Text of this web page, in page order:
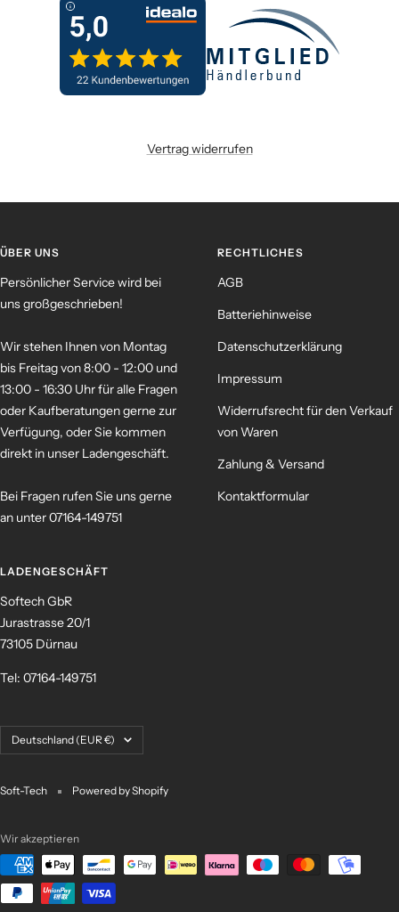
Vertrag widerrufen
ÜBER UNS
Persönlicher Service wird bei
uns großgeschrieben!
Wir stehen Ihnen von Montag
bis Freitag von 8:00 - 12:00 und
13:00 - 16:30 Uhr für alle Fragen
oder Kaufberatungen gerne zur
Verfügung, oder Sie kommen
direkt in unser Ladengeschäft.
Bei Fragen rufen Sie uns gerne
an unter 07164-149751
RECHTLICHES
AGB
Batteriehinweise
Datenschutzerklärung
Impressum
Widerrufsrecht für den Verkauf
von Waren
Zahlung & Versand
Kontaktformular
LADENGESCHÄFT
Softech GbR
Jurastrasse 20/1
73105 Dürnau
Tel: 07164-149751
Land/Region
Deutschland (EUR €)
Soft-Tech Powered by Shopify
Wir akzeptieren